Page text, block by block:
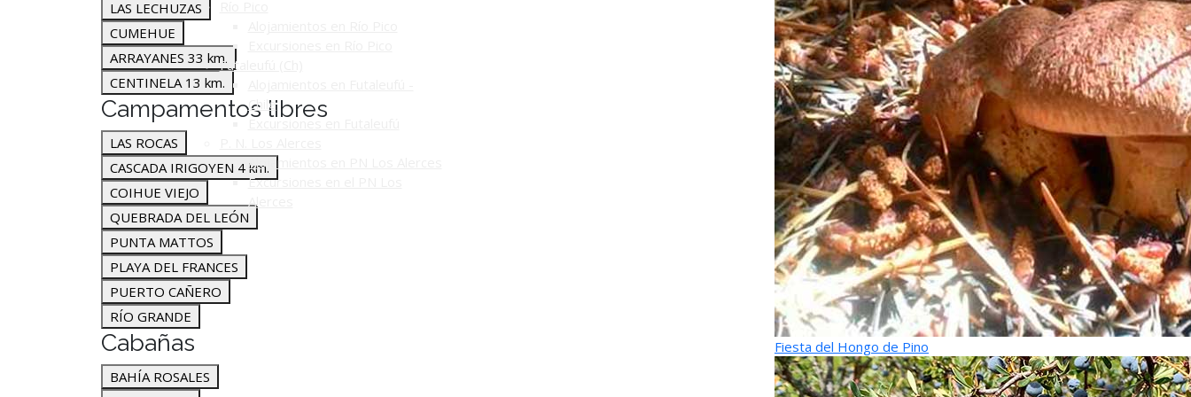
Futaleufú (Ch)
Chile
Alojamientos en PN Los Alerces
Excursiones en el PN Los
Alerces
LAS LECHUZAS
CUMEHUE
ARRAYANES 33 km.
CENTINELA 13 km.
Campamentos libres
LAS ROCAS
CASCADA IRIGOYEN 4 km.
COIHUE VIEJO
QUEBRADA DEL LEÓN
PUNTA MATTOS
PLAYA DEL FRANCES
PUERTO CAÑERO
RÍO GRANDE
Cabañas
BAHÍA ROSALES
Fiesta del Hongo de Pino